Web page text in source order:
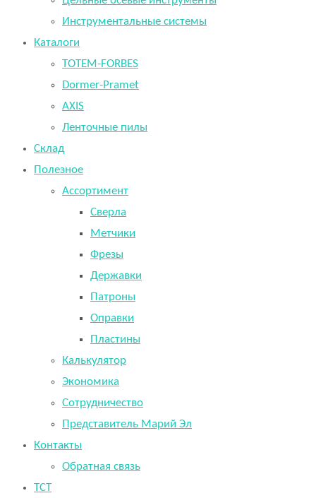
Инструментальные системы
Каталоги
TOTEM-FORBES
Dormer-Pramet
AXIS
Ленточные пилы
Склад
Полезное
Ассортимент
Сверла
Метчики
Фрезы
Державки
Патроны
Оправки
Пластины
Калькулятор
Экономика
Сотрудничество
Представитель Марий Эл
Контакты
Обратная связь
TCT